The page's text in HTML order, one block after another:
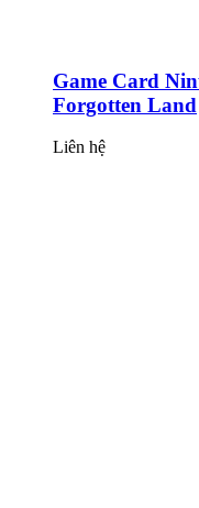
Game Card
Forgotten Land
Liên hệ